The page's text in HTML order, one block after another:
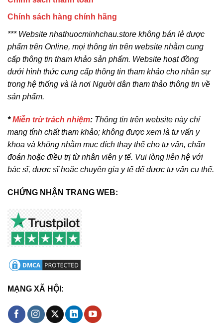
Chính sách hàng chính hãng
*** Website nhathuocminhchau.store không bán lẻ dược
phẩm trên Online, mọi thông tin trên website nhằm cung
cấp thông tin tham khảo sản phẩm. Website hoạt đồng
dưới hình thức cung cấp thông tin tham khảo cho nhân sự
trong hệ thống và là nơi Người dân tham thảo thông tin về
sản phẩm.
*Miễn trừ trách nhiệm: Thông tin trên website này chỉ
mang tính chất tham khảo; không được xem là tư vấn y
khoa và không nhằm mục đích thay thế cho tư vấn, chẩn
đoán hoặc điều trị từ nhân viên y tế. Vui lòng liên hệ với
bác sĩ, dược sĩ hoặc chuyên gia y tế để được tư vấn cụ thể.
CHỨNG NHẬN TRANG WEB:
MẠNG XÃ HỘI: